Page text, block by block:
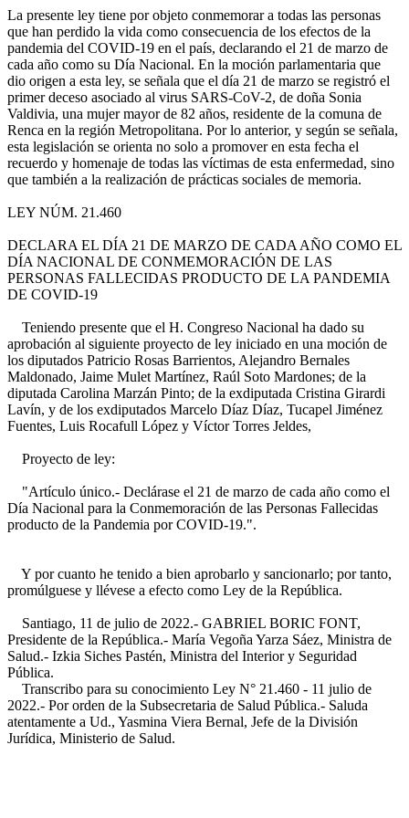
La presente ley tiene por objeto conmemorar a todas las personas
que han perdido la vida como consecuencia de los efectos de la
pandemia del COVID-19 en el país, declarando el 21 de marzo de
cada año como su Día Nacional. En la moción parlamentaria que
dio origen a esta ley, se señala que el día 21 de marzo se registró el
primer deceso asociado al virus SARS-CoV-2, de doña Sonia
Valdivia, una mujer mayor de 82 años, residente de la comuna de
Renca en la región Metropolitana. Por lo anterior, y según se señala,
esta legislación se orienta no solo a promover en esta fecha el
recuerdo y homenaje de todas las víctimas de esta enfermedad, sino
que también a la realización de prácticas sociales de memoria.
LEY NÚM. 21.460
DECLARA EL DÍA 21 DE MARZO DE CADA AÑO COMO EL
DÍA NACIONAL DE CONMEMORACIÓN DE LAS
PERSONAS FALLECIDAS PRODUCTO DE LA PANDEMIA
DE COVID-19
Teniendo presente que el H. Congreso Nacional ha dado su
aprobación al siguiente proyecto de ley iniciado en una moción de
los diputados Patricio Rosas Barrientos, Alejandro Bernales
Maldonado, Jaime Mulet Martínez, Raúl Soto Mardones; de la
diputada Carolina Marzán Pinto; de la exdiputada Cristina Girardi
Lavín, y de los exdiputados Marcelo Díaz Díaz, Tucapel Jiménez
Fuentes, Luis Rocafull López y Víctor Torres Jeldes,
Proyecto de ley:
"Artículo único.- Declárase el 21 de marzo de cada año como el
Día Nacional para la Conmemoración de las Personas Fallecidas
producto de la Pandemia por COVID-19.".
Y por cuanto he tenido a bien aprobarlo y sancionarlo; por tanto,
promúlguese y llévese a efecto como Ley de la República.
Santiago, 11 de julio de 2022.- GABRIEL BORIC FONT,
Presidente de la República.- María Vegoña Yarza Sáez, Ministra de
Salud.- Izkia Siches Pastén, Ministra del Interior y Seguridad
Pública.
Transcribo para su conocimiento Ley N° 21.460 - 11 julio de
2022.- Por orden de la Subsecretaria de Salud Pública.- Saluda
atentamente a Ud., Yasmina Viera Bernal, Jefe de la División
Jurídica, Ministerio de Salud.